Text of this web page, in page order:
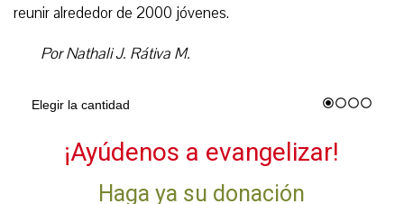
reunir alrededor de 2000 jóvenes.
Por Nathali J. Rátiva M.